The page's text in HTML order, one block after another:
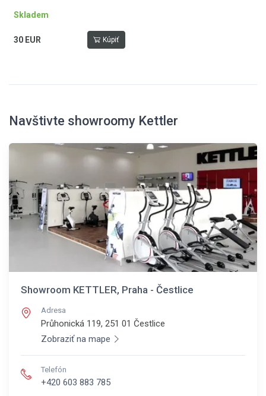
Skladem
30 EUR Kúpiť
Navštivte showroomy Kettler
Showroom KETTLER, Praha - Čestlice
Adresa
Průhonická 119, 251 01 Čestlice
Zobraziť na mape
Telefón
+420 603 883 785